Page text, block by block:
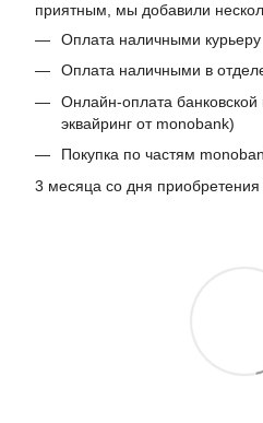
приятным, мы добавили
Оплата наличными курьеру
Оплата наличными в
Онлайн-оплата банковской
эквайринг от monobank)
Покупка по частям
3 месяца со дня приобретения